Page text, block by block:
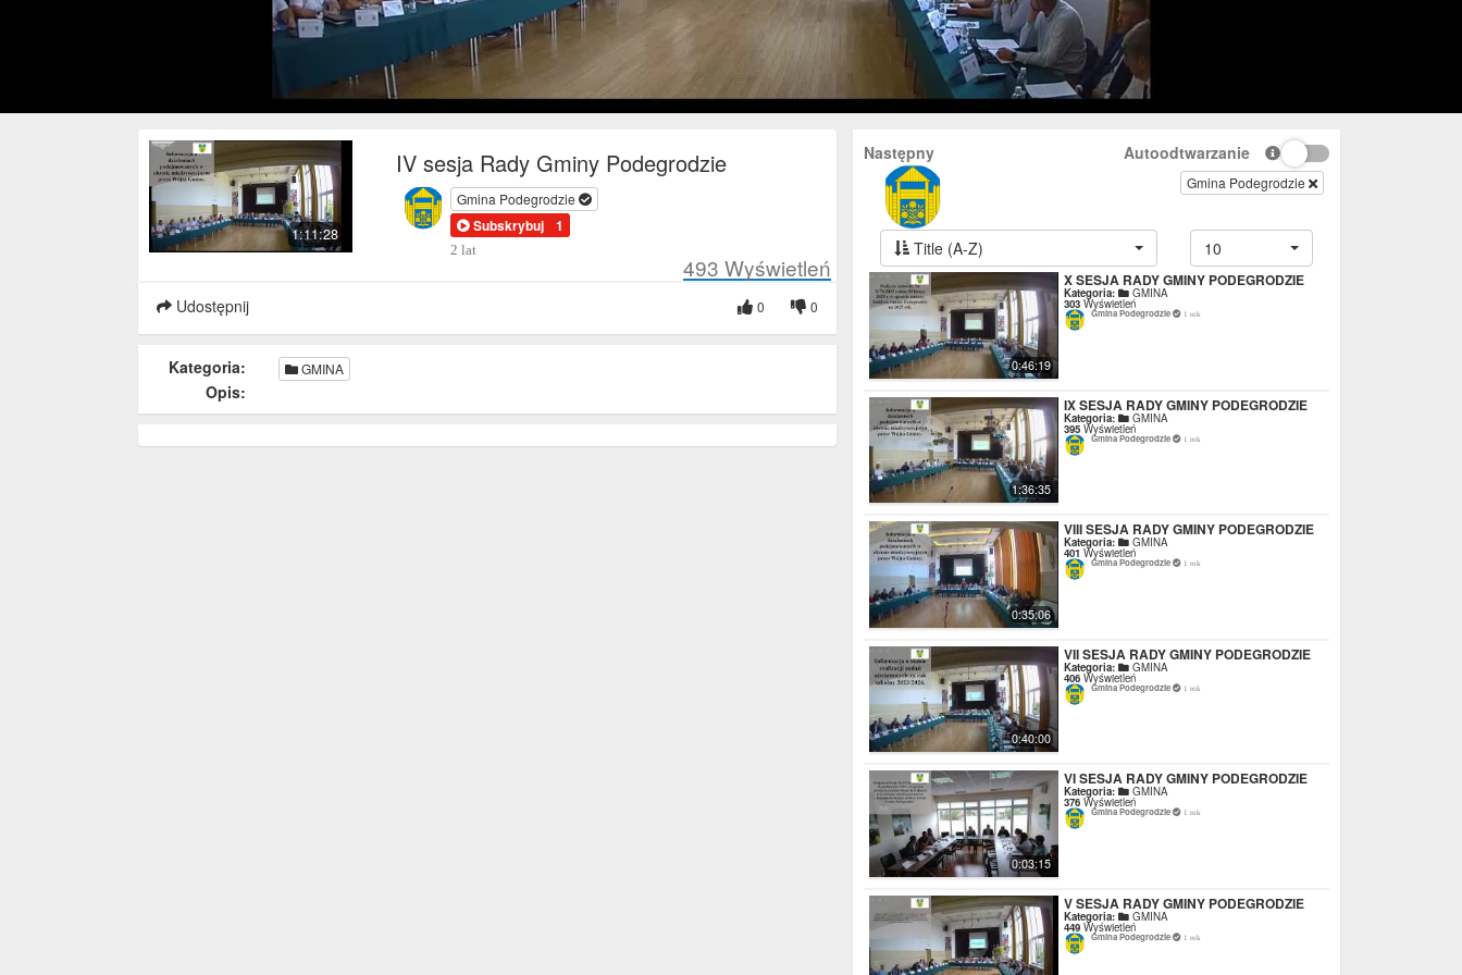
1:11:28
IV sesja Rady Gminy Podegrodzie
Gmina Podegrodzie
Subskrybuj 1
2 lat
493 Wyświetleń
Udostępnij 0
0
Kategoria: GMINA
Opis:
Następny Autoodtwarzanie
Gmina Podegrodzie
Title (A-Z) 10
0:46:19
X SESJA RADY GMINY PODEGRODZIE
Kategoria: GMINA
303 Wyświetleń
Gmina Podegrodzie 1 rok
1:36:35
IX SESJA RADY GMINY PODEGRODZIE
Kategoria: GMINA
395 Wyświetleń
Gmina Podegrodzie 1 rok
0:35:06
VIII SESJA RADY GMINY PODEGRODZIE
Kategoria: GMINA
401 Wyświetleń
Gmina Podegrodzie 1 rok
0:40:00
VII SESJA RADY GMINY PODEGRODZIE
Kategoria: GMINA
406 Wyświetleń
Gmina Podegrodzie 1 rok
0:03:15
VI SESJA RADY GMINY PODEGRODZIE
Kategoria: GMINA
376 Wyświetleń
Gmina Podegrodzie 1 rok
V SESJA RADY GMINY PODEGRODZIE
Kategoria: GMINA
449 Wyświetleń
Gmina Podegrodzie 1 rok